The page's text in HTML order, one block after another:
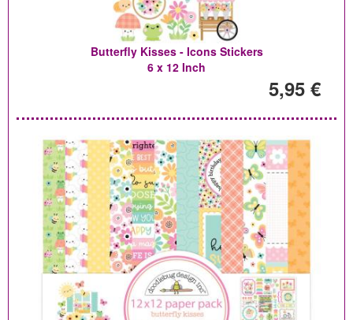
Butterfly Kisses - Icons Stickers
6 x 12 Inch
5,95 €